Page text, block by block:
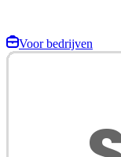
Voor bedrijven